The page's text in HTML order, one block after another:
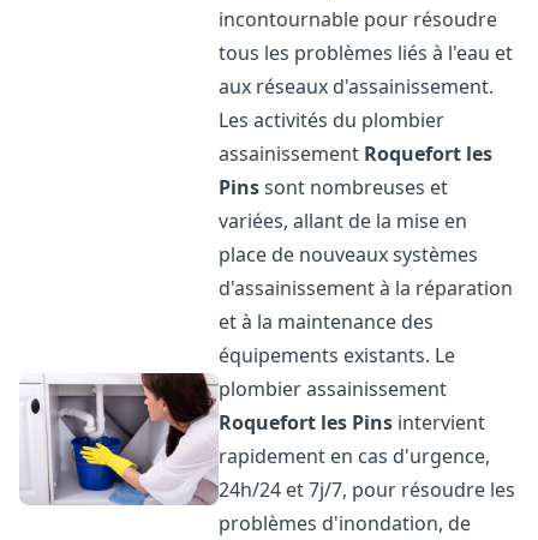
incontournable pour résoudre
tous les problèmes liés à l'eau et
aux réseaux d'assainissement.
Les activités du plombier
assainissement Roquefort les
Pinssont nombreuses et
variées, allant de la mise en
place de nouveaux systèmes
d'assainissement à la réparation
et à la maintenance des
équipements existants. Le
plombier assainissement
Roquefort les Pins intervient
rapidement en cas d'urgence,
24h/24 et 7j/7, pour résoudre les
problèmes d'inondation, de